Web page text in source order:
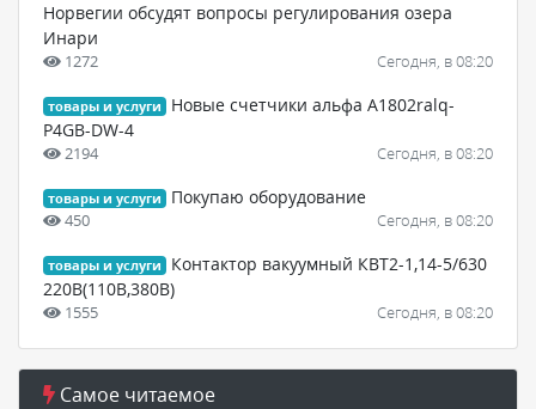
Норвегии обсудят вопросы регулирования озера
Инари
1272 Сегодня, в 08:20
товары и услуги
Новые счетчики альфа A1802ralq-
P4GB-DW-4
2194 Сегодня, в 08:20
товары и услуги Покупаю оборудование
450 Сегодня, в 08:20
товары и услуги
Контактор вакуумный КВТ2-1,14-5/630
220В(110В,380В)
1555 Сегодня, в 08:20
Самое читаемое